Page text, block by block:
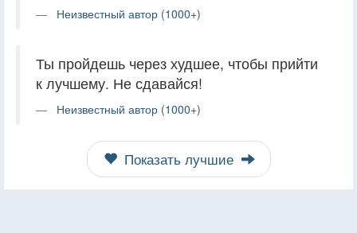
Неизвестный автор (1000+)
Ты пройдешь через худшее, чтобы прийти
к лучшему. Не сдавайся!
Неизвестный автор (1000+)
Показать лучшие